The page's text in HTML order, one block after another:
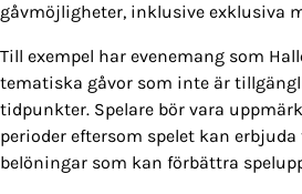
gåvmöjligheter, inklusive exklusiva
Till exempel har evenemang som
tematiska gåvor som inte är
tidpunkter. Spelare bör vara
perioder eftersom spelet kan
belöningar som kan förbättra